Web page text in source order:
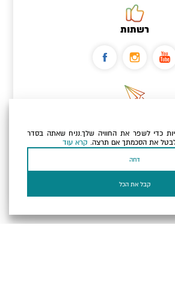
רשתות
ומסכים/הלמדיניות הפרטיות ולמדיניות
כדי לשפר את החוויה שלך.נניח שאתה בסדר
את הסכמתך אם תרצה. קרא עוד
דחה
קבל את הכל